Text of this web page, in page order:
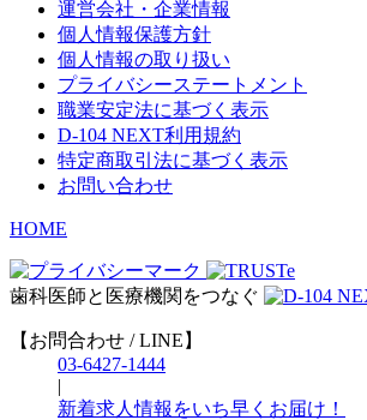
運営会社・企業情報
個人情報保護方針
個人情報の取り扱い
プライバシーステートメント
職業安定法に基づく表示
D-104 NEXT利用規約
特定商取引法に基づく表示
お問い合わせ
HOME
歯科医師と医療機関をつなぐ
【お問合わせ / LINE】
03-6427-1444
|
新着求人情報をいち早くお届け！